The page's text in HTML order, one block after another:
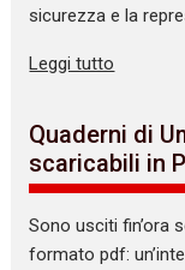
sicurezza e la
Leggi tutto
Quaderni di
scaricabili in
Sono usciti fin’ora
formato pdf: